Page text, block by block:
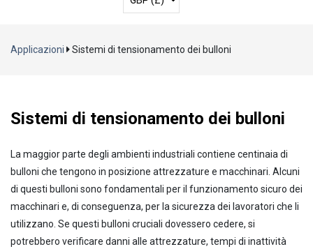
Applicazioni Sistemi di tensionamento dei bulloni
Sistemi di tensionamento dei bulloni
La maggior parte degli ambienti industriali contiene centinaia di
bulloni che tengono in posizione attrezzature e macchinari. Alcuni
di questi bulloni sono fondamentali per il funzionamento sicuro dei
macchinari e, di conseguenza, per la sicurezza dei lavoratori che li
utilizzano. Se questi bulloni cruciali dovessero cedere, si
potrebbero verificare danni alle attrezzature, tempi di inattività